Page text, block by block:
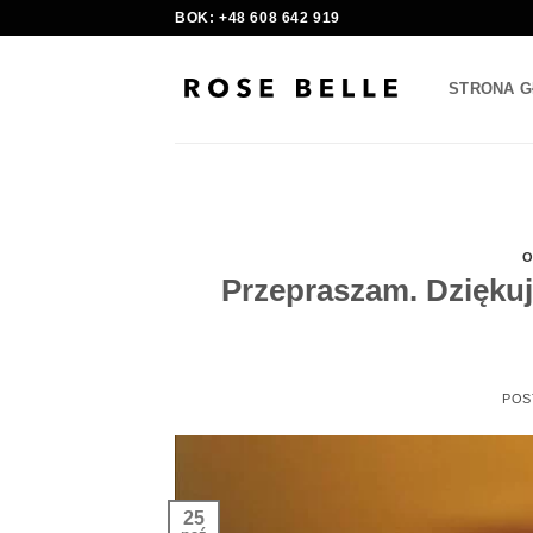
BOK: +48 608 642 919
STRONA
Przepraszam.
25